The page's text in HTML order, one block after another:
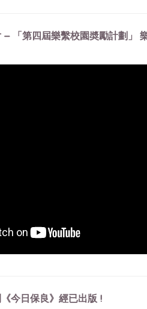
– 「第四屆樂繫校園奬勵計劃」
今日保良》經已出版 !